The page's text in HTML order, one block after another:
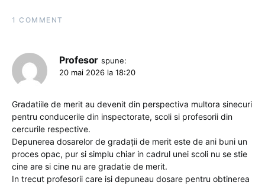
1 COMMENT
Profesor spune:
20 mai 2026 la 18:20
Gradatiile de merit au devenit din perspectiva multora sinecuri
pentru conducerile din inspectorate, scoli si profesorii din
cercurile respective.
Depunerea dosarelor de gradații de merit este de ani buni un
proces opac, pur si simplu chiar in cadrul unei scoli nu se stie
cine are si cine nu are gradatie de merit.
In trecut profesorii care isi depuneau dosare pentru obtinerea